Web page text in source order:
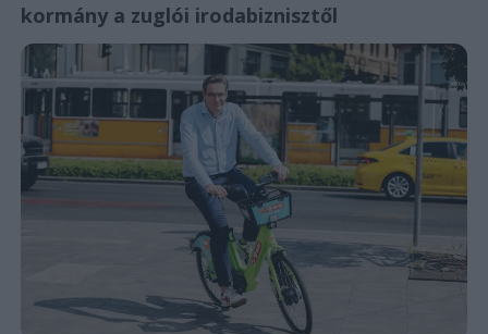
kormány a zuglói irodabiznisztől